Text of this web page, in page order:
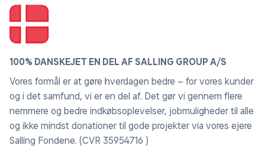
100% DANSKEJET EN DEL AF SALLING GROUP A/S
Vores formål er at gøre hverdagen bedre – for vores kunder
og i det samfund, vi er en del af. Det gør vi gennem flere
nemmere og bedre indkøbsoplevelser, jobmuligheder til alle
og ikke mindst donationer til gode projekter via vores ejere
Salling Fondene. (CVR 35954716 )